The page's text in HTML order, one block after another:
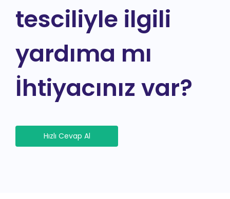
tesciliyle ilgili
yardıma mı
İhtiyacınız var?
Hızlı Cevap Al